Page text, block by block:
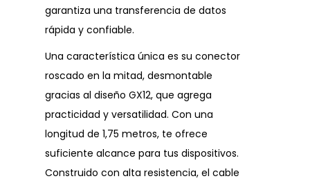
garantiza una transferencia de datos
rápida y confiable.
Una característica única es su conector
roscado en la mitad, desmontable
gracias al diseño GX12, que agrega
practicidad y versatilidad. Con una
longitud de 1,75 metros, te ofrece
suficiente alcance para tus dispositivos.
Construido con alta resistencia, el cable